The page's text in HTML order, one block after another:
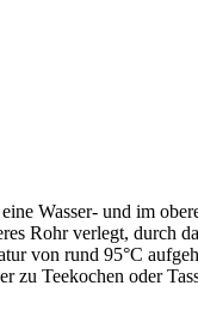
Wasser- und im
Rohr verlegt, durch
von rund 95°C
zu Teekochen oder